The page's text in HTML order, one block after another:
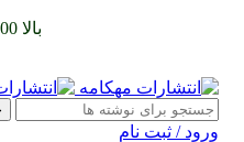
بالا 100 هزار تومان
ورود / ثبت نام